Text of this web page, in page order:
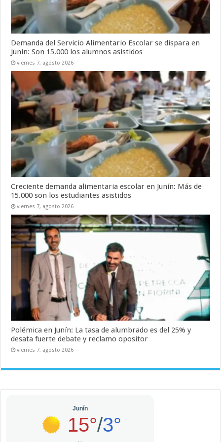
Demanda del Servicio Alimentario Escolar se dispara en
Junín: Son 15.000 los alumnos asistidos
viernes 7, agosto 2026
Creciente demanda alimentaria escolar en Junín: Más de
15.000 son los estudiantes asistidos
viernes 7, agosto 2026
Polémica en Junín: La tasa de alumbrado es del 25% y
desata fuerte debate y reclamo opositor
viernes 7, agosto 2026